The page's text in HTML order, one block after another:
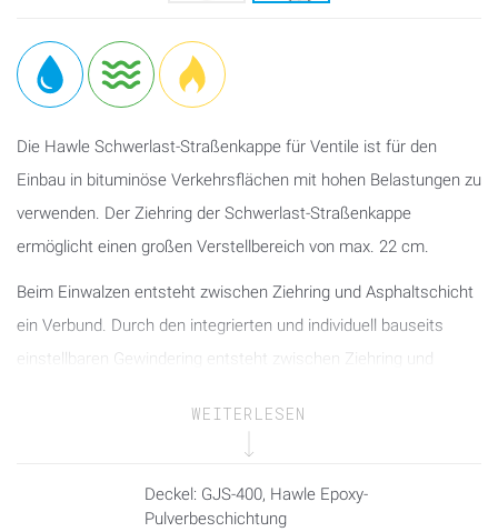
Die Hawle Schwerlast-Straßenkappe für Ventile ist für den
Einbau in bituminöse Verkehrsflächen mit hohen Belastungen zu
verwenden. Der Ziehring der Schwerlast-Straßenkappe
ermöglicht einen großen Verstellbereich von max. 22 cm.
Beim Einwalzen entsteht zwischen Ziehring und Asphaltschicht
ein Verbund. Durch den integrierten und individuell bauseits
einstellbaren Gewindering entsteht zwischen Ziehring und
Lastabtrag von Ziehring auf den Gewindering erfolgen. Über die
Gewinderings und der Grundkappe wird anschließend die
Verkehrslast auf die Grundkappe verteilt. Dadurch wird die
WEITERLESEN
Deckel: GJS-400, Hawle Epoxy-
Pulverbeschichtung